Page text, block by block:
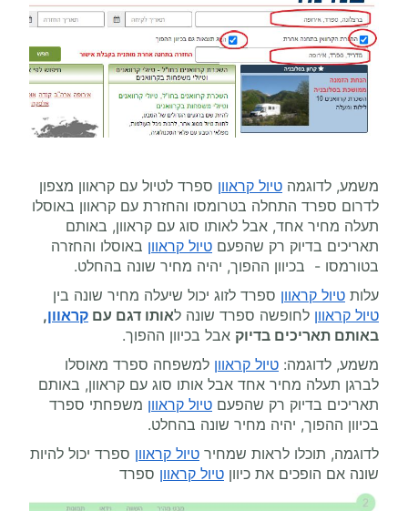
משמע, לדוגמה טיול קראוון ספרד לטיול עם קראוון מצפון
לדרום ספרד התחלה בטרומסו והחזרת עם קראוון באוסלו
תעלה מחיר אחד, אבל לאותו סוג עם קראוון, באותם
תאריכים בדיוק רק שהפעם טיול קראוון באוסלו והחזרה
בטורמסו - בכיוון ההפוך, יהיה מחיר שונה בהחלט.
עלות טיול קראוון ספרד לזוג יכול שיעלה מחיר שונה בין
טיול קראוון לחופשה ספרד שונה לאותו דגם עם קראוון,
באותם תאריכים בדיוק אבל בכיוון ההפוך.
משמע, לדוגמה: טיול קראוון למשפחה ספרד מאוסלו
לברגן תעלה מחיר אחד אבל אותו סוג עם קראוון, באותם
תאריכים בדיוק רק שהפעם טיול קראוון משפחתי ספרד
בכיוון ההפוך, יהיה מחיר שונה בהחלט.
לדוגמה, תוכלו לראות שמחיר טיול קראוון ספרד יכול להיות
שונה אם הופכים את כיוון טיול קראוון ספרד